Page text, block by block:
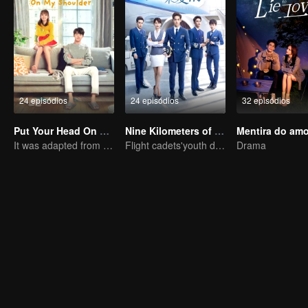
24 episódios
Put Your Head On My Shoulder (Eng Dub)
It was adapted from the same series of novels as "A Love so Beautiful"
24 episódios
Nine Kilometers of Love
Flight cadets'youth dream-driven journey
32 episódios
Mentira do
Drama